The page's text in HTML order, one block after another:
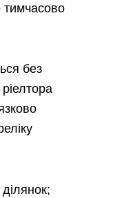
тимчасово
без